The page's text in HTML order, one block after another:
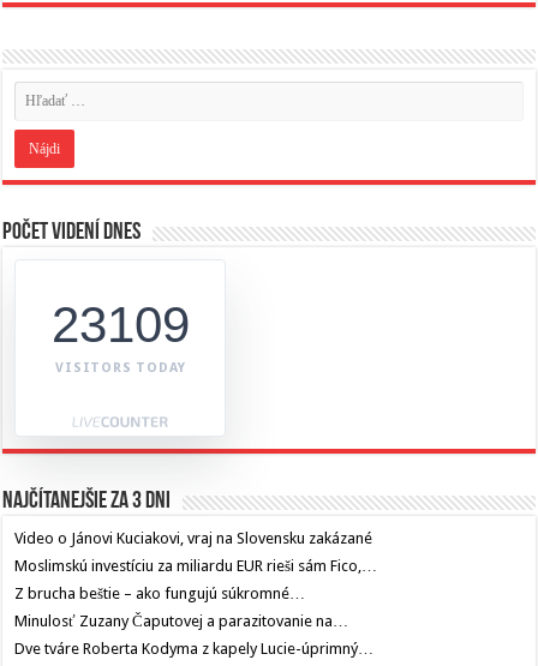
Počet videní dnes
23109
VISITORS TODAY
Najčítanejšie za 3 dni
Video o Jánovi Kuciakovi, vraj na Slovensku zakázané
Moslimskú investíciu za miliardu EUR rieši sám Fico,…
Z brucha beštie – ako fungujú súkromné…
Minulosť Zuzany Čaputovej a parazitovanie na…
Dve tváre Roberta Kodyma z kapely Lucie-úprimný…